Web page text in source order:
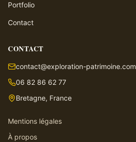
Portfolio
Contact
CONTACT
contact@exploration-patrimoine.com
06 82 86 62 77
Bretagne, France
Mentions légales
À propos